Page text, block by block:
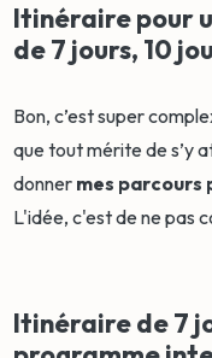
Itinéraire pour
de 7 jours, 10
Bon, c’est super
que tout mérite de s’y
donner mes parcours
L'idée, c'est de ne pas
Itinéraire de 7